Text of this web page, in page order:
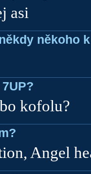
asi
někoho
kofolu?
Angel